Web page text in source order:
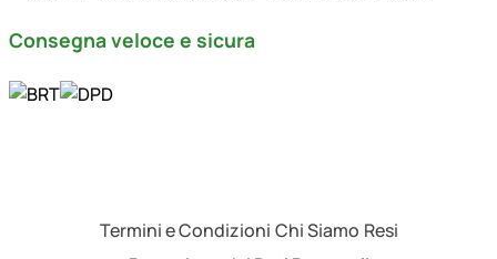
Consegna veloce e sicura
Termini e Condizioni Chi Siamo Resi